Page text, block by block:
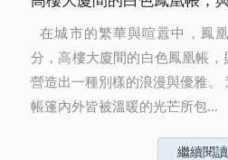
在城市的繁華與喧囂中，鳳
分，高樓大廈間的白色鳳凰帳，
營造出一種別樣的浪漫與優雅。
帳篷內外皆被溫暖的光芒所包...
繼續閱讀